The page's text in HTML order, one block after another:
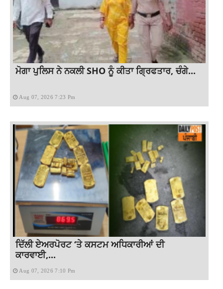
ਮੋਗਾ ਪੁਲਿਸ ਨੇ ਨਕਲੀ SHO ਨੂੰ ਕੀਤਾ ਗ੍ਰਿਫਤਾਰ, ਚੰਗੇ...
Aug 07, 2026 7:23 Pm
ਦਿੱਲੀ ਏਅਰਪੋਰਟ ‘ਤੇ ਕਸਟਮ ਅਧਿਕਾਰੀਆਂ ਦੀ
ਕਾਰਵਾਈ,...
Aug 07, 2026 7:10 Pm